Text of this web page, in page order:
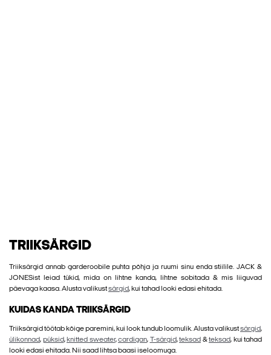
TRIIKSÄRGID
Triiksärgid annab garderoobile puhta põhja ja ruumi sinu enda stiilile. JACK &
JONESist leiad tükid, mida on lihtne kanda, lihtne sobitada & mis liiguvad
päevaga kaasa. Alusta valikustsärgid, kui tahad looki edasi ehitada.
KUIDAS KANDA TRIIKSÄRGID
Triiksärgid töötab kõige paremini, kui look tundub loomulik. Alusta valikustsärgid,
ülikonnad, püksid, knitted sweater,cardigan, T-särgid,teksad &teksad, kui tahad
looki edasi ehitada. Nii saad lihtsa baasi iseloomuga.